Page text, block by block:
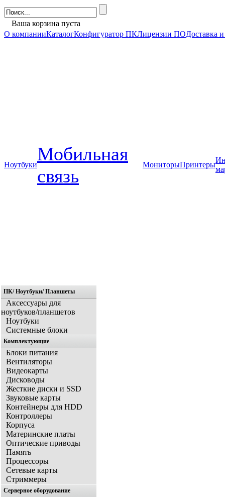
Ваша корзина пуста
О компанииКаталогКонфигуратор ПКЛицензии ПОДоставка
Ноутбуки
Мобильная
связь
МониторыПринтеры
Главная
ПК/ Ноутбуки/ Планшеты
Аксессуары для
ноутбуков/планшетов
Ноутбуки
Системные блоки
Комплектующие
Блоки питания
Вентиляторы
Видеокарты
Дисководы
Жесткие диски и SSD
Звуковые карты
Контейнеры для HDD
Контроллеры
Корпуса
Материнские платы
Оптические приводы
Память
Процессоры
Сетевые карты
Стриммеры
Серверное оборудование